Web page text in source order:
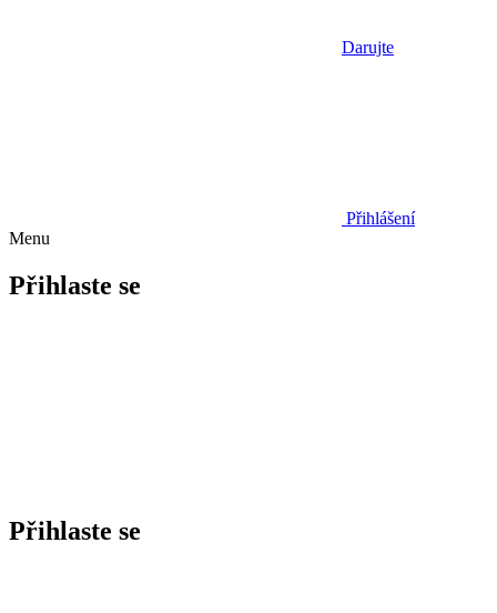
Darujte
Přihlášení
Menu
Přihlaste se
Přihlaste se